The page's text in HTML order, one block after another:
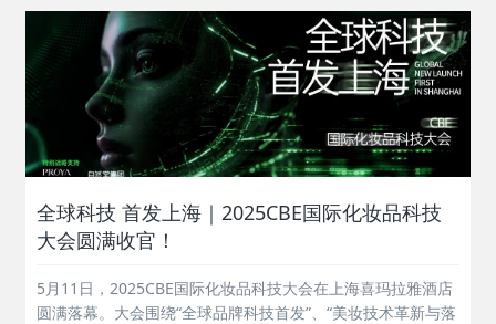
出35...
全球科技 首发上海｜2025CBE国际化妆品科技
大会圆满收官！
5月11日，2025CBE国际化妆品科技大会在上海喜玛拉雅酒店
圆满落幕。大会围绕“全球品牌科技首发”、“美妆技术革新与落